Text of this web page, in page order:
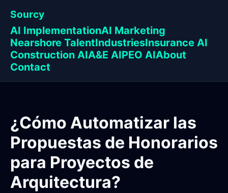
Sourcy
AI ImplementationAI Marketing
Nearshore TalentIndustriesInsurance AI
Construction AIA&E AIPEO AIAbout
Contact
¿Cómo Automatizar las
Propuestas de Honorarios
para Proyectos de
Arquitectura?